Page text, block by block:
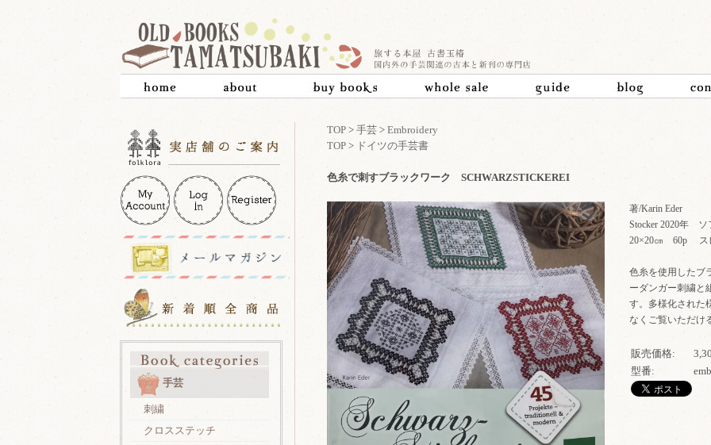
手芸
刺繍
クロスステッチ
TOP > 手芸 > Embroidery
TOP > ドイツの手芸書
色糸で刺すブラックワーク SCHWARZSTICKEREI
著/Karin Eder
Stocker 2020年 ソ
20×20㎝ 60p ス
色糸を使用したブ
ーダンガー刺繍と
す。多様化された
なくご覧いただけ
販売価格:
型番: